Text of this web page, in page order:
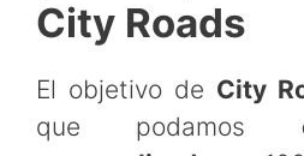
City Roads
El objetivo de City
que podamos